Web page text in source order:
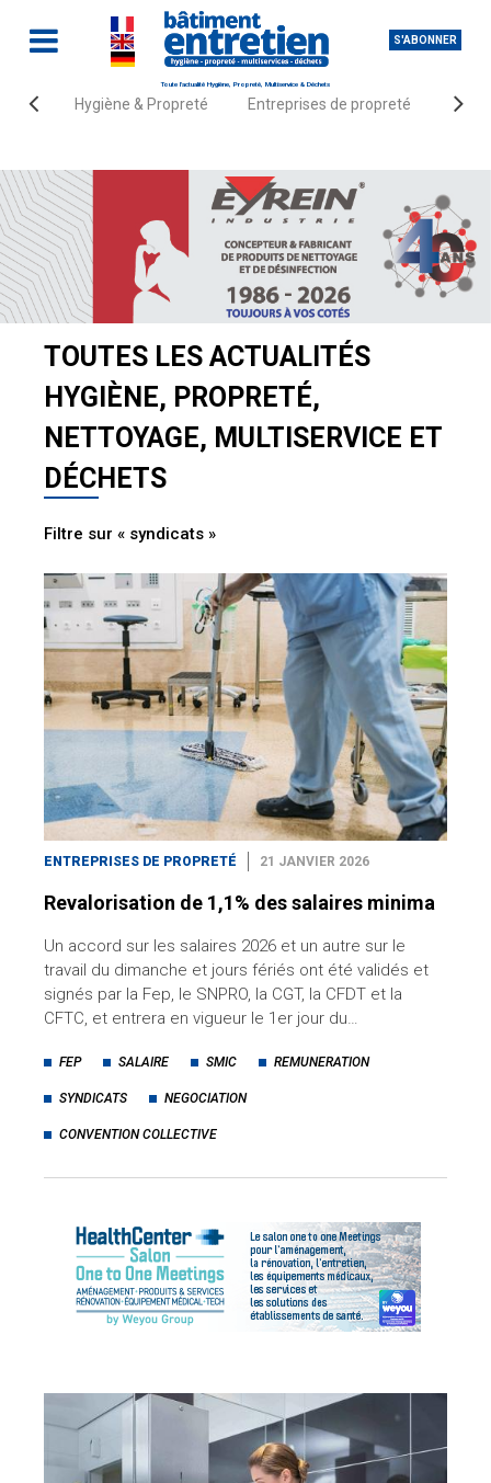
S'ABONNER
Toute l'actualité Hygiène, Propreté, Multiservice & Déchets
Hygiène & Propreté Entreprises de propreté
Accueil Actualités
TOUTES LES ACTUALITÉS
HYGIÈNE, PROPRETÉ,
NETTOYAGE, MULTISERVICE ET
DÉCHETS
Filtre sur « syndicats »
ENTREPRISES DE PROPRETÉ 21 JANVIER 2026
Revalorisation de 1,1% des salaires minima
Un accord sur les salaires 2026 et un autre sur le
travail du dimanche et jours fériés ont été validés et
signés par la Fep, le SNPRO, la CGT, la CFDT et la
CFTC, et entrera en vigueur le 1er jour du…
FEP SALAIRE SMIC REMUNERATION
SYNDICATS NEGOCIATION
CONVENTION COLLECTIVE